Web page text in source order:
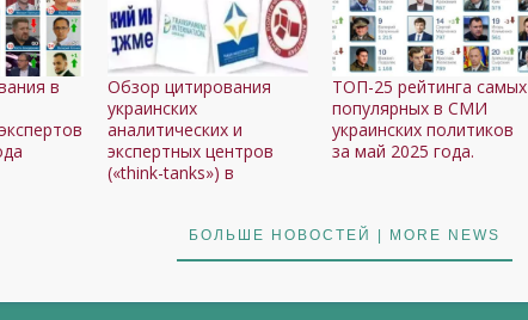
в
Обзор цитирования
украинских
аналитических и
экспертных центров
(«think-tanks») в
ТОП-25 рейтинга самых
популярных в СМИ
украинских политиков
за май 2025 года.
БОЛЬШЕ НОВОСТЕЙ | MORE NEWS